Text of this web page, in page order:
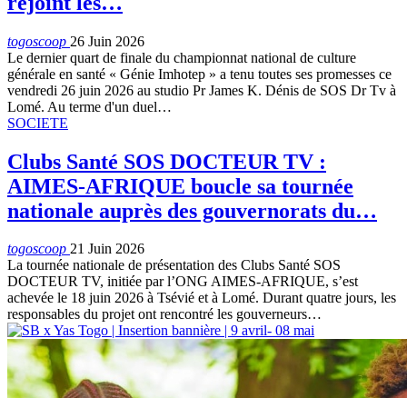
togoscoop 26 Juin 2026
Le dernier quart de finale du championnat national de culture
générale en santé « Génie Imhotep » a tenu toutes ses promesses ce
vendredi 26 juin 2026 au studio Pr James K. Dénis de SOS Dr Tv à
Lomé. Au terme d'un duel…
SOCIETE
Clubs Santé SOS DOCTEUR TV :
AIMES-AFRIQUE boucle sa tournée
nationale auprès des gouvernorats du…
togoscoop 21 Juin 2026
La tournée nationale de présentation des Clubs Santé SOS
DOCTEUR TV, initiée par l’ONG AIMES-AFRIQUE, s’est
achevée le 18 juin 2026 à Tsévié et à Lomé. Durant quatre jours, les
responsables du projet ont rencontré les gouverneurs…